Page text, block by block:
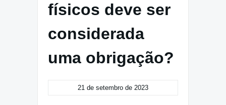
físicos deve ser
considerada
uma obrigação?
21 de setembro de 2023